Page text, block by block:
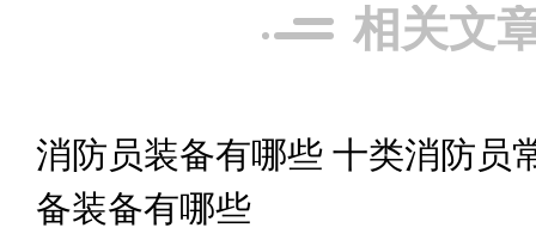
相关文
消防员装备有哪些 十类消防员
备装备有哪些